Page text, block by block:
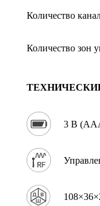
Количество
Количество зон
3 В